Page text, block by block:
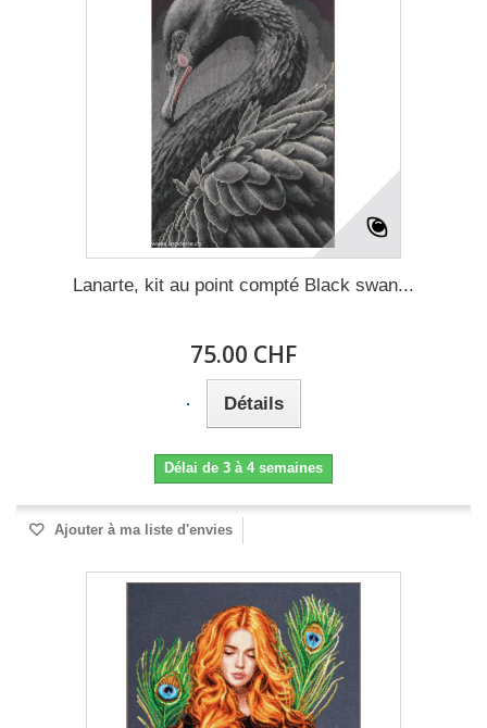
Lanarte, kit au point compté Black swan...
75.00 CHF
Détails
Délai de 3 à 4 semaines
Ajouter à ma liste d'envies